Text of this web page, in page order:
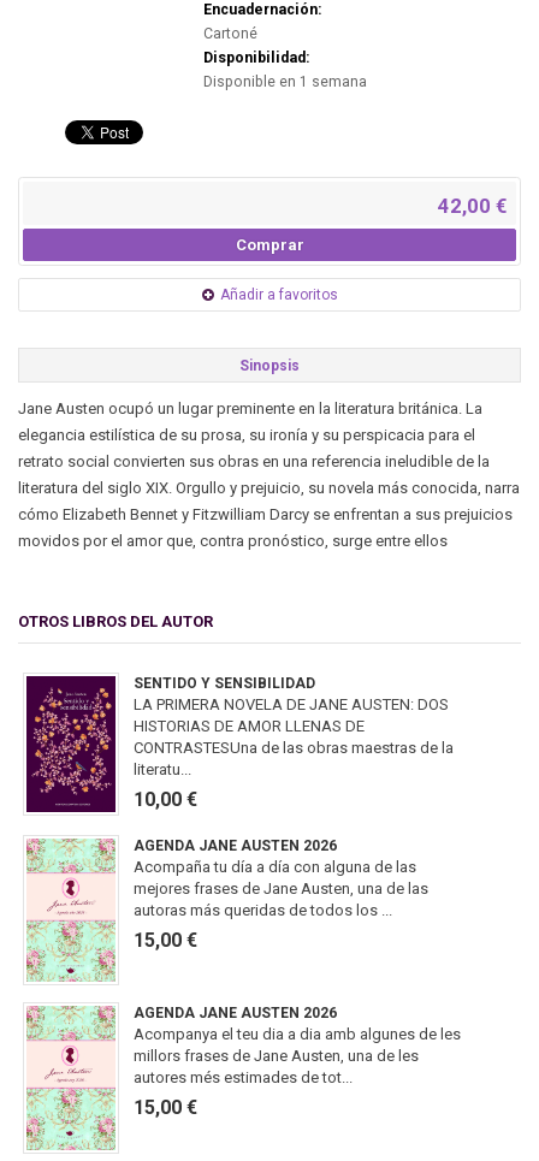
Encuadernación:
Cartoné
Disponibilidad:
Disponible en 1 semana
42,00 €
Comprar
Añadir a favoritos
Sinopsis
Jane Austen ocupó un lugar preminente en la literatura británica. La
elegancia estilística de su prosa, su ironía y su perspicacia para el
retrato social convierten sus obras en una referencia ineludible de la
literatura del siglo XIX. Orgullo y prejuicio, su novela más conocida, narra
cómo Elizabeth Bennet y Fitzwilliam Darcy se enfrentan a sus prejuicios
movidos por el amor que, contra pronóstico, surge entre ellos
OTROS LIBROS DEL AUTOR
SENTIDO Y SENSIBILIDAD
LA PRIMERA NOVELA DE JANE AUSTEN: DOS
HISTORIAS DE AMOR LLENAS DE
CONTRASTESUna de las obras maestras de la
literatu...
10,00 €
AGENDA JANE AUSTEN 2026
Acompaña tu día a día con alguna de las
mejores frases de Jane Austen, una de las
autoras más queridas de todos los ...
15,00 €
AGENDA JANE AUSTEN 2026
Acompanya el teu dia a dia amb algunes de les
millors frases de Jane Austen, una de les
autores més estimades de tot...
15,00 €